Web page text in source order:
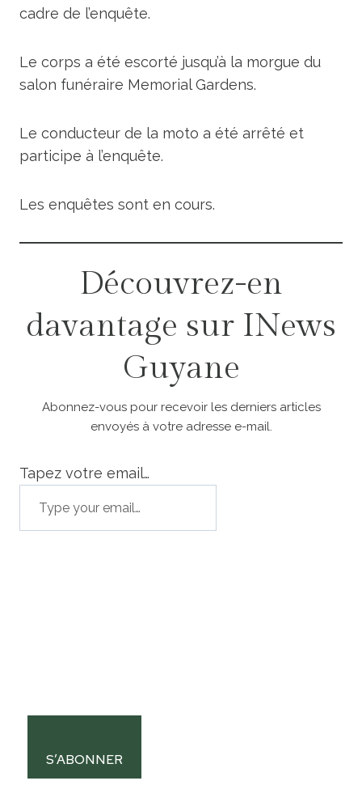
cadre de l’enquête.
Le corps a été escorté jusqu’à la morgue du
salon funéraire Memorial Gardens.
Le conducteur de la moto a été arrêté et
participe à l’enquête.
Les enquêtes sont en cours.
Découvrez-en
davantage sur INews
Guyane
Abonnez-vous pour recevoir les derniers articles
envoyés à votre adresse e-mail.
Tapez votre email…
S’ABONNER